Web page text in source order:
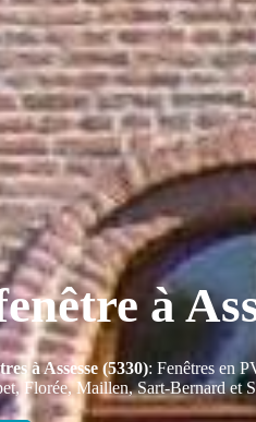
à
à Assesse (5330): Fenêtres en
Florée, Maillen, Sart-Bernard et